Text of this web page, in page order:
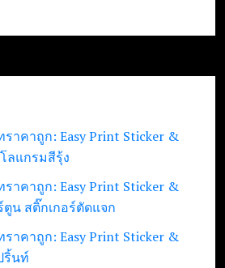
าคาถูก: Easy Print Sticker &
ลแกรมสีรุ้ง
าคาถูก: Easy Print Sticker &
ตูน สติ๊กเกอร์ตัดแจก
าคาถูก: Easy Print Sticker &
ริ้นท์